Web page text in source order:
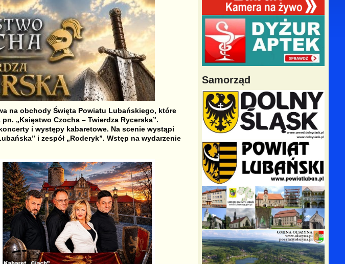
na obchody Święta Powiatu Lubańskiego, które
„Księstwo Czocha – Twierdza Rycerska”.
i występy kabaretowe. Na scenie wystąpi
i zespół „Roderyk”. Wstęp na wydarzenie
Samorząd